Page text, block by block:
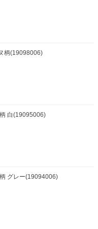
柄(19098006)
白(19095006)
グレー(19094006)